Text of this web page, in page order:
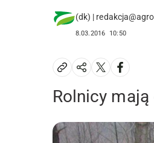
(dk) |
8.03.2016 10:50
Rolnicy